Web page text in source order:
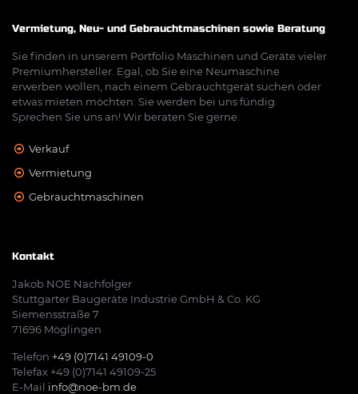
Vermietung, Neu- und Gebrauchtmaschinen sowie Beratung
Sie finden in unserem Portfolio Maschinen und Geräte vieler
Premiumhersteller. Egal, ob Sie eine Neumaschine
erwerben wollen, nach einem Gebrauchtgerät suchen oder
etwas mieten möchten: Sie werden bei uns fündig.
Sprechen Sie uns an! Wir beraten Sie gerne.
Verkauf
Vermietung
Gebrauchtmaschinen
Kontakt
Jakob NOE Nachfolger
Stuttgarter Baugeräte Industrie GmbH & Co. KG
Siemensstraße 7
71696 Möglingen
Telefon +49 (0)7141 49109-0
Telefax +49 (0)7141 49109-25
E-Mail info@noe-bm.de